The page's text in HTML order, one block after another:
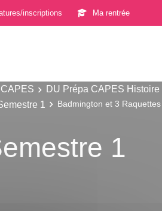
inscriptions Ma rentrée
DU Prépa CAPES
1 Badmington et 3
1